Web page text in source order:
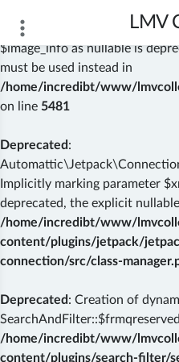
Deprecated
:
$image_info as nullable is
must be used instead in
/home/incredibt/www/
on line 5481
Deprecated :
Implicitly marking parameter
deprecated, the explicit
/home/incredibt/www/
content/plugins/jetpack/
connection/src/class-
Deprecated : Creation of
/home/incredibt/www/
content/plugins/search-filter/
LMV